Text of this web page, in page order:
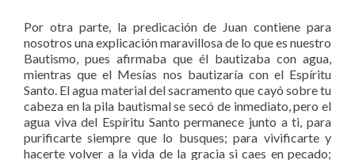
Por otra parte, la predicación de Juan contiene para
nosotros una explicación maravillosa de lo que es nuestro
Bautismo, pues afirmaba que él bautizaba con agua,
mientras que el Mesías nos bautizaría con el Espíritu
Santo. El agua material del sacramento que cayó sobre tu
cabeza en la pila bautismal se secó de inmediato, pero el
agua viva del Espíritu Santo permanece junto a ti, para
purificarte siempre que lo busques; para vivificarte y
hacerte volver a la vida de la gracia si caes en pecado;